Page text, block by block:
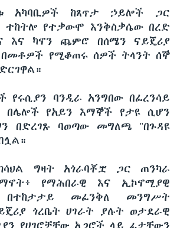
አካባቢዎች ከጸጥታ ኃይሎች ጋር
ተከትሎ የተቃውሞ እንቅስቃሴው በረድ
እና ካኖን ጨምሮ በሰሜን ናይጄሪያ
የሚቆጠሩ ሰዎች ትላንት ሰኞ
የሩሲያን ባንዲራ አንግበው በፈረንሳይ
በሌሎች የአይን እማኞች የታዩ ሲሆን
በድረገጹ ባወጣው መግለጫ "በጉዳዩ
ግዛት አጎራባቾቿ ጋር ጠንካራ
የማሕበራዊ እና ኢኮኖሚያዊ
በተከታታይ መፈንቅለ መንግሥት
ጎረቤት ሀገራት ያሉት ወታደራዊ
የሀገሮቻቸው አጋሮች ላይ ፊታቸውን